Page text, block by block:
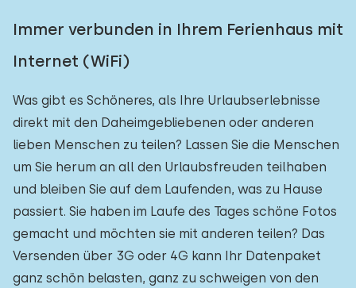
Immer verbunden in Ihrem Ferienhaus mit
Internet (WiFi)
Was gibt es Schöneres, als Ihre Urlaubserlebnisse
direkt mit den Daheimgebliebenen oder anderen
lieben Menschen zu teilen? Lassen Sie die Menschen
um Sie herum an all den Urlaubsfreuden teilhaben
und bleiben Sie auf dem Laufenden, was zu Hause
passiert. Sie haben im Laufe des Tages schöne Fotos
gemacht und möchten sie mit anderen teilen? Das
Versenden über 3G oder 4G kann Ihr Datenpaket
ganz schön belasten, ganz zu schweigen von den